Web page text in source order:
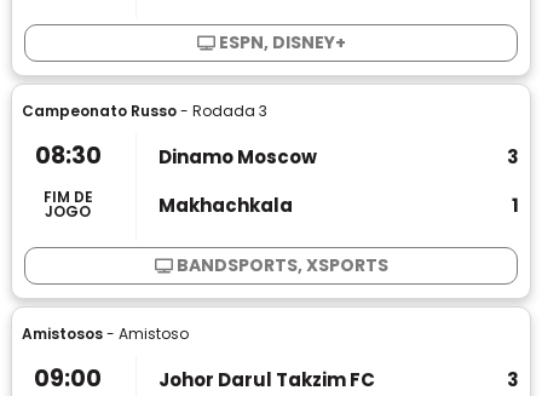
ESPN, DISNEY+
Campeonato Russo- Rodada 3
08:30
FIM DE
JOGO
Dinamo Moscow
3
Makhachkala
1
BANDSPORTS, XSPORTS
Amistosos- Amistoso
09:00 Johor Darul Takzim FC
3